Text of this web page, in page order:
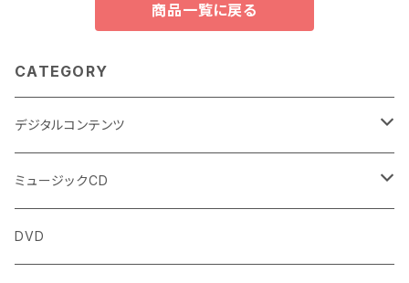
商品一覧に戻る
CATEGORY
デジタルコンテンツ
チャンティング（マントラ）
ヨーガスートラ（オーディオ版）
ミュージックCD
イミー・ウーイ
DVD